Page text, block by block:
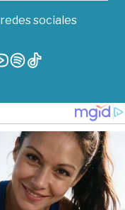
sociales